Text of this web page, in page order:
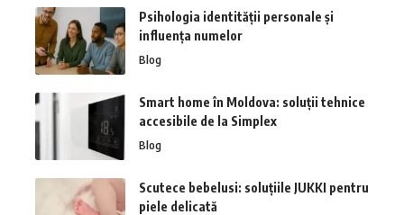
Psihologia identității personale și
influența numelor
Blog
Smart home în Moldova: soluții tehnice
accesibile de la Simplex
Blog
Scutece bebelusi: soluțiile JUKKI pentru
piele delicată